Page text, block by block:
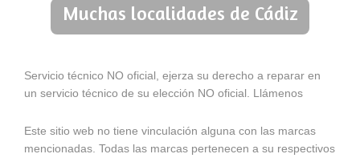
Muchas localidades de Cádiz
Servicio técnico NO oficial, ejerza su derecho a reparar en
un servicio técnico de su elección NO oficial. Llámenos
Este sitio web no tiene vinculación alguna con las marcas
mencionadas. Todas las marcas pertenecen a su respectivos